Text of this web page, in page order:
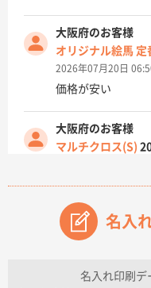
大阪府のお客様
オリジナル絵馬 定
2026年07月20日
価格が安い
大阪府のお客様
マルチクロス(S)
原稿データ流用が
兵庫県のお客様
チケットホルダー
上記のとおりです。
名入
名入れ印刷デ